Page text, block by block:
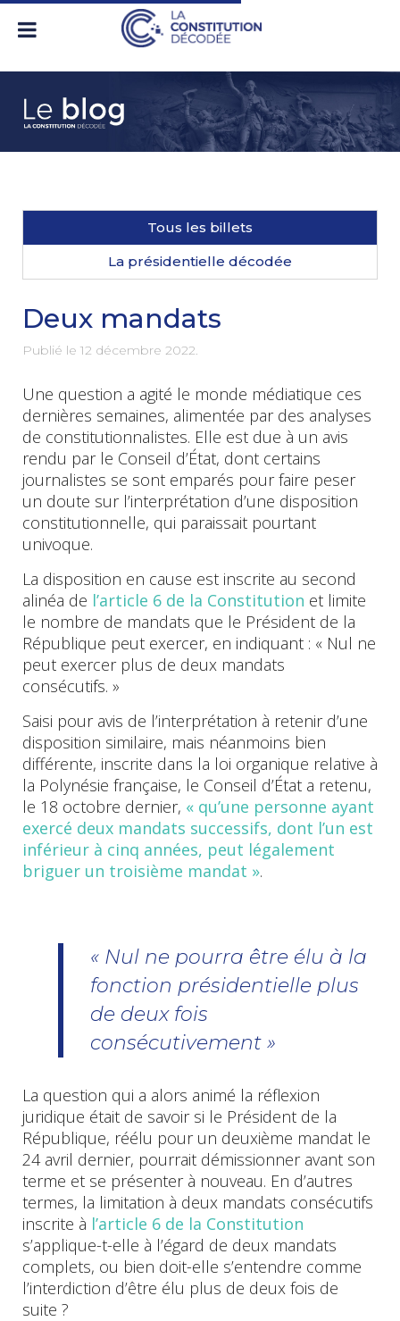
Tous les billets
La présidentielle décodée
Deux mandats
Publié le 12 décembre 2022
Une question a agité le monde médiatique ces
dernières semaines, alimentée par des analyses
de constitutionnalistes. Elle est due à un avis
rendu par le Conseil d’État, dont certains
journalistes se sont emparés pour faire peser
un doute sur l’interprétation d’une disposition
constitutionnelle, qui paraissait pourtant
univoque.
La disposition en cause est inscrite au second
alinéa de l’article 6 de la Constitution et limite
le nombre de mandats que le Président de la
République peut exercer, en indiquant : « Nul ne
peut exercer plus de deux mandats
consécutifs. »
Saisi pour avis de l’interprétation à retenir d’une
disposition similaire, mais néanmoins bien
différente, inscrite dans la loi organique relative à
la Polynésie française, le Conseil d’État a retenu,
le 18 octobre dernier, « qu’une personne ayant
exercé deux mandats successifs, dont l’un est
inférieur à cinq années, peut légalement
briguer un troisième mandat ».
« Nul ne pourra être élu à la
fonction présidentielle plus
de deux fois
consécutivement »
La question qui a alors animé la réflexion
juridique était de savoir si le Président de la
République, réélu pour un deuxième mandat le
24 avril dernier, pourrait démissionner avant son
terme et se présenter à nouveau. En d’autres
termes, la limitation à deux mandats consécutifs
inscrite à l’article 6 de la Constitution
s’applique-t-elle à l’égard de deux mandats
complets, ou bien doit-elle s’entendre comme
l’interdiction d’être élu plus de deux fois de
suite ?